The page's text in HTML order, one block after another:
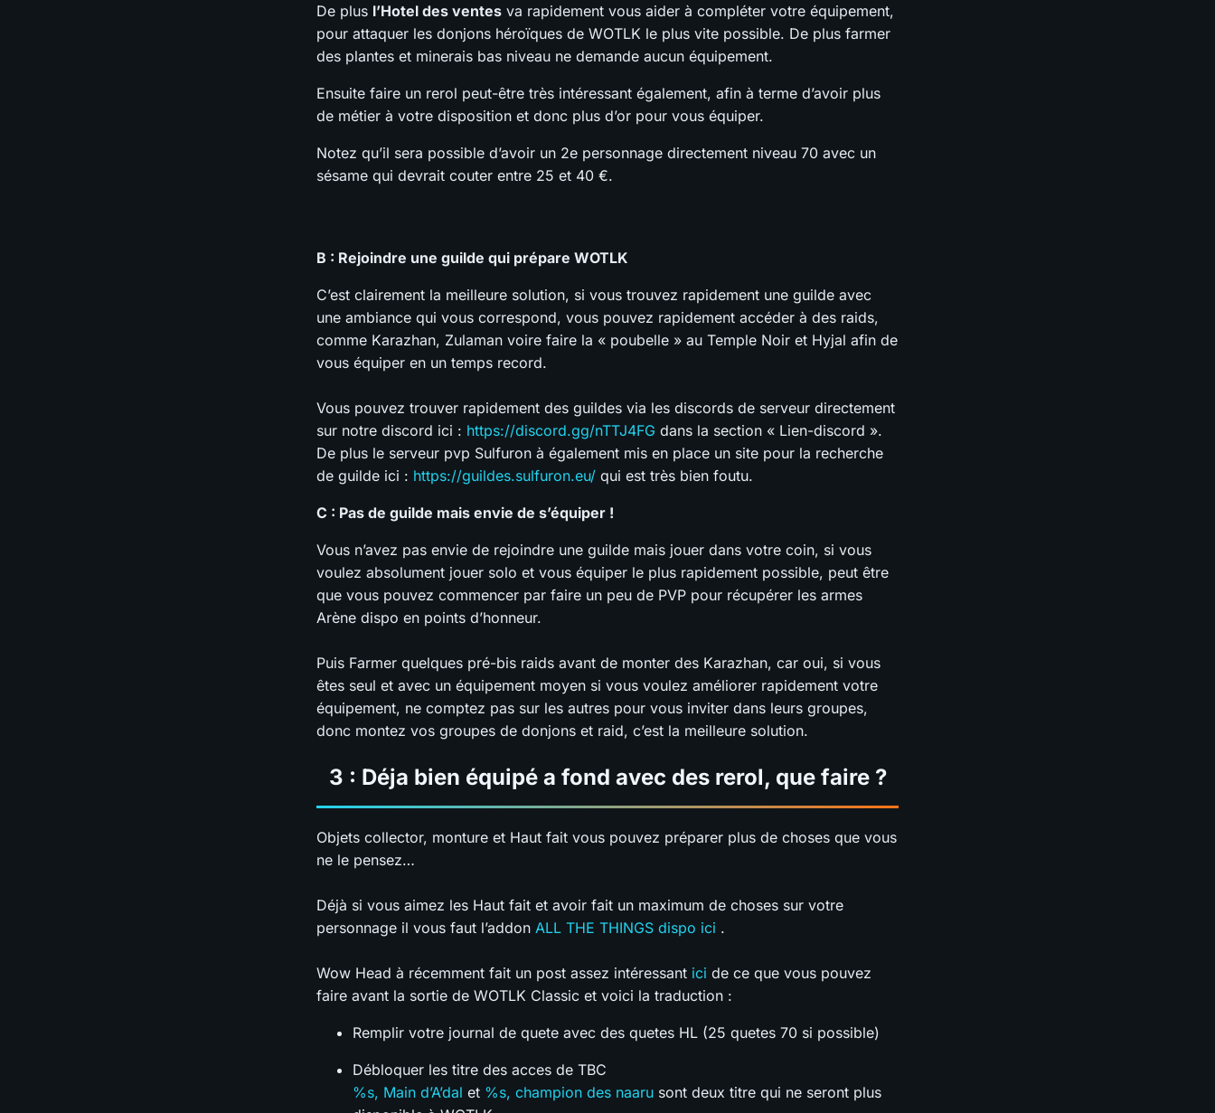
De plus l’Hotel des ventes va rapidement vous aider à compléter votre équipement,
pour attaquer les donjons héroïques de WOTLK le plus vite possible. De plus farmer
des plantes et minerais bas niveau ne demande aucun équipement.
Ensuite faire un rerol peut-être très intéressant également, afin à terme d’avoir plus
de métier à votre disposition et donc plus d’or pour vous équiper.
Notez qu’il sera possible d’avoir un 2e personnage directement niveau 70 avec un
sésame qui devrait couter entre 25 et 40 €.
B : Rejoindre une guilde qui prépare WOTLK
C’est clairement la meilleure solution, si vous trouvez rapidement une guilde avec
une ambiance qui vous correspond, vous pouvez rapidement accéder à des raids,
comme Karazhan, Zulaman voire faire la « poubelle » au Temple Noir et Hyjal afin de
vous équiper en un temps record.
Vous pouvez trouver rapidement des guildes via les discords de serveur directement
sur notre discord ici : https://discord.gg/nTTJ4FG dans la section « Lien-discord ».
De plus le serveur pvp Sulfuron à également mis en place un site pour la recherche
de guilde ici : https://guildes.sulfuron.eu/ qui est très bien foutu.
C : Pas de guilde mais envie de s’équiper !
Vous n’avez pas envie de rejoindre une guilde mais jouer dans votre coin, si vous
voulez absolument jouer solo et vous équiper le plus rapidement possible, peut être
que vous pouvez commencer par faire un peu de PVP pour récupérer les armes
Arène dispo en points d’honneur.
Puis Farmer quelques pré-bis raids avant de monter des Karazhan, car oui, si vous
êtes seul et avec un équipement moyen si vous voulez améliorer rapidement votre
équipement, ne comptez pas sur les autres pour vous inviter dans leurs groupes,
donc montez vos groupes de donjons et raid, c’est la meilleure solution.
3 : Déja bien équipé a fond avec des rerol, que faire ?
Objets collector, monture et Haut fait vous pouvez préparer plus de choses que vous
ne le pensez…
Déjà si vous aimez les Haut fait et avoir fait un maximum de choses sur votre
personnage il vous faut l’addon ALL THE THINGS dispo ici .
Wow Head à récemment fait un post assez intéressant ici de ce que vous pouvez
faire avant la sortie de WOTLK Classic et voici la traduction :
Remplir votre journal de quete avec des quetes HL (25 quetes 70 si possible)
Débloquer les titre des acces de TBC
%s, Main d’A’dal et %s, champion des naaru sont deux titre qui ne seront plus